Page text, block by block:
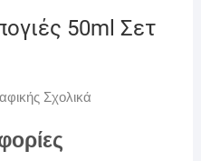
50ml Σετ
Σχολικά